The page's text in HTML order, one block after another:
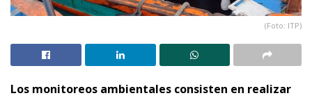
(Foto: ITP)
Los monitoreos ambientales consisten en realizar